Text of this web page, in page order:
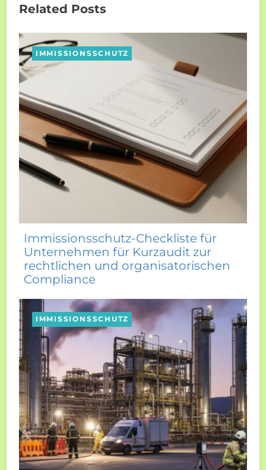
Related Posts
IMMISSIONSSCHUTZ
Immissionsschutz-Checkliste für
Unternehmen für Kurzaudit zur
rechtlichen und organisatorischen
Compliance
IMMISSIONSSCHUTZ